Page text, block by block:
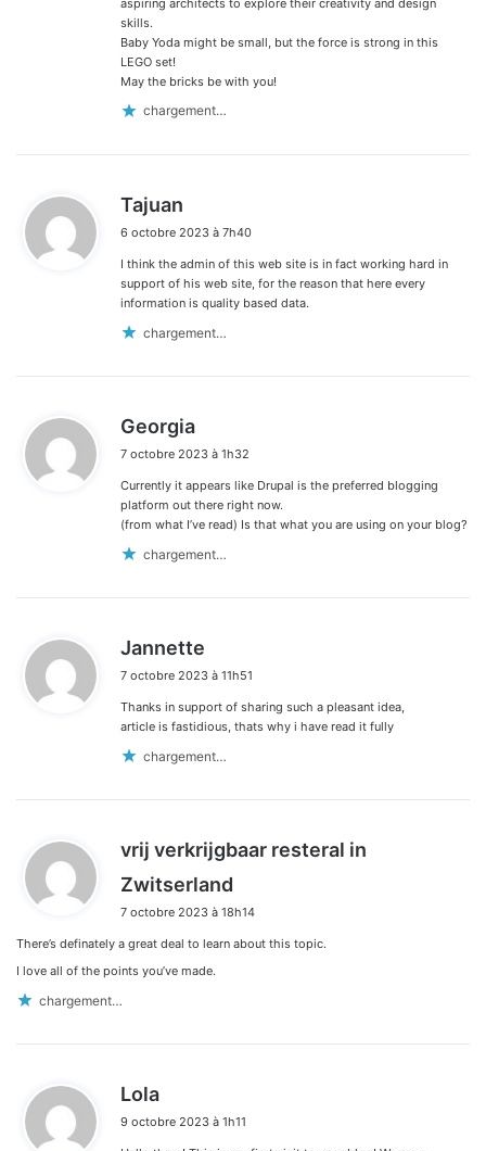
aspiring architects to explore their creativity and design
skills.
Baby Yoda might be small, but the force is strong in this
LEGO set!
May the bricks be with you!
chargement…
Tajuan
t
:
6 octobre 2023 à 7h40
I think the admin of this web site is in fact working hard in
support of his web site, for the reason that here every
information is quality based data.
chargement…
Georgia
t
:
7 octobre 2023 à 1h32
Currently it appears like Drupal is the preferred blogging
platform out there right now.
(from what I’ve read) Is that what you are using on your blog?
chargement…
Jannette
t
:
7 octobre 2023 à 11h51
Thanks in support of sharing such a pleasant idea,
article is fastidious, thats why i have read it fully
chargement…
vrij verkrijgbaar resteral in
Zwitserland
t
7 octobre 2023 à 18h14
There’s definately a great deal to learn about this topic.
I love all of the points you’ve made.
chargement…
Lola
t
9 octobre 2023 à 1h11